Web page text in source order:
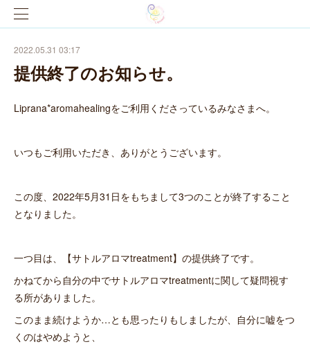
2022.05.31 03:17
提供終了のお知らせ。
Liprana*aromahealingをご利用くださっているみなさまへ。
いつもご利用いただき、ありがとうございます。
この度、2022年5月31日をもちまして3つのことが終了すること
となりました。
一つ目は、【サトルアロマtreatment】の提供終了です。
かねてから自分の中でサトルアロマtreatmentに関して疑問視す
る所がありました。
このまま続けようか…とも思ったりもしましたが、自分に嘘をつ
くのはやめようと、